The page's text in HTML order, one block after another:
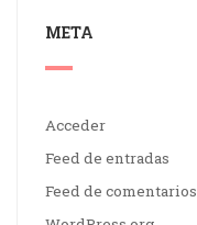
META
Acceder
Feed de entradas
Feed de comentarios